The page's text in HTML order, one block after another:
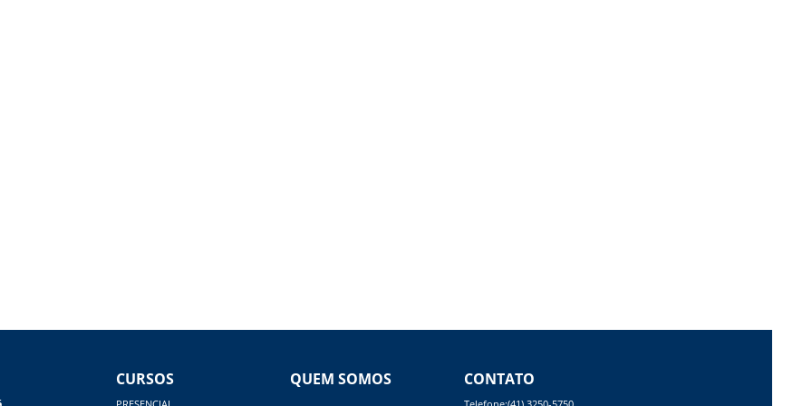
CURSOS QUEM SOMOS CONTATO